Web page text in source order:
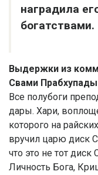
наградила
богатствами.
Выдержки из
Свами Прабхупады
Все полубоги
дары. Хари,
которого на
вручил царю диск
что это не тот
Личность Бога,